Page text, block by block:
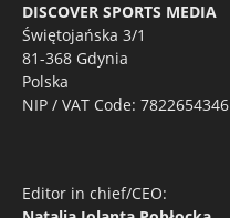
DISCOVER SPORTS MEDIA
Świętojańska 3/1
81-368 Gdynia
Polska
NIP / VAT Code: 7822654346
Editor in chief/CEO: